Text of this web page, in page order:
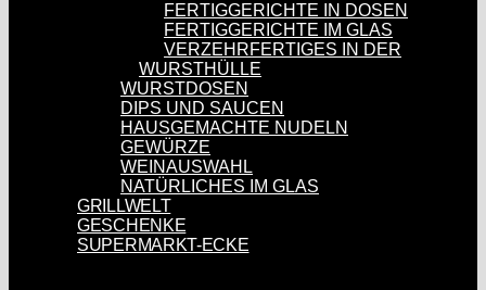
FERTIGGERICHTE IN DOSEN
FERTIGGERICHTE IM GLAS
VERZEHRFERTIGES IN DER
WURSTHÜLLE
WURSTDOSEN
DIPS UND SAUCEN
HAUSGEMACHTE NUDELN
GEWÜRZE
WEINAUSWAHL
NATÜRLICHES IM GLAS
GRILLWELT
GESCHENKE
SUPERMARKT-ECKE